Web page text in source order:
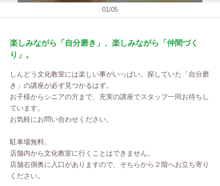
01/05
楽しみながら「自分磨き」、楽しみながら「仲間づく
り」。
しんどう文化教室には楽しい事がいっぱい。探していた「自分磨
き」の講座が必ず見つかるはず。
お子様からシニアの方まで、充実の講座でスタッフ一同お待ちし
ています。
お気軽にお問い合わせください。
駐車場無料。
店舗内から文化教室に行くことはできません。
店舗右側奥に入口がありますので、そちらから２階へお立ち寄り
ください。